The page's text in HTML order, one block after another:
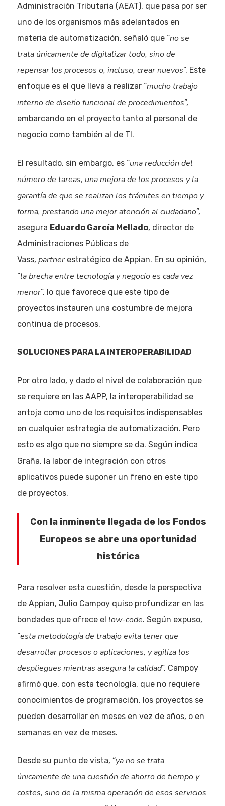
Administración Tributaria (AEAT), que pasa por ser
uno de los organismos más adelantados en
materia de automatización, señaló que “no se
trata únicamente de digitalizar todo, sino de
repensar los procesos o, incluso, crear nuevos”. Este
enfoque es el que lleva a realizar “mucho trabajo
interno de diseño funcional de procedimientos”,
embarcando en el proyecto tanto al personal de
negocio como también al de TI.
El resultado, sin embargo, es “una reducción del
número de tareas, una mejora de los procesos y la
garantía de que se realizan los trámites en tiempo y
forma, prestando una mejor atención al ciudadano”,
asegura Eduardo García Mellado, director de
Administraciones Públicas de
Vass, partnerestratégico de Appian. En su opinión,
“la brecha entre tecnología y negocio es cada vez
menor”, lo que favorece que este tipo de
proyectos instauren una costumbre de mejora
continua de procesos.
SOLUCIONES PARA LA INTEROPERABILIDAD
Por otro lado, y dado el nivel de colaboración que
se requiere en las AAPP, la interoperabilidad se
antoja como uno de los requisitos indispensables
en cualquier estrategia de automatización. Pero
esto es algo que no siempre se da. Según indica
Graña, la labor de integración con otros
aplicativos puede suponer un freno en este tipo
de proyectos.
Con la inminente llegada de los Fondos
Europeos se abre una oportunidad
histórica
Para resolver esta cuestión, desde la perspectiva
de Appian, Julio Campoy quiso profundizar en las
bondades que ofrece el low-code. Según expuso,
“esta metodología de trabajo evita tener que
desarrollar procesos o aplicaciones, y agiliza los
despliegues mientras asegura la calidad”. Campoy
afirmó que, con esta tecnología, que no requiere
conocimientos de programación, los proyectos se
pueden desarrollar en meses en vez de años, o en
semanas en vez de meses.
Desde su punto de vista, “ya no se trata
únicamente de una cuestión de ahorro de tiempo y
costes, sino de la misma operación de esos servicios
Eventos
Empresas
Quiénes